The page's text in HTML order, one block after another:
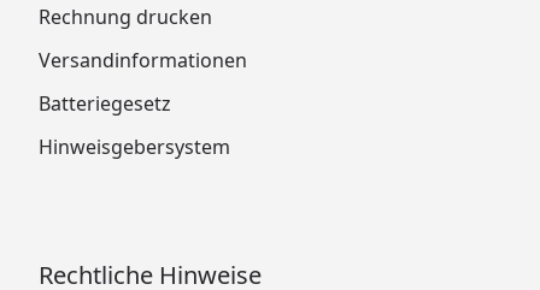
Rechnung drucken
Versandinformationen
Batteriegesetz
Hinweisgebersystem
Rechtliche Hinweise